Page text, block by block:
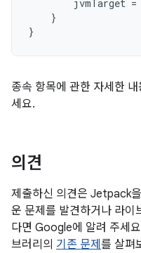
jvmTarget =
}
}
종속 항목에 관한 자세한 내
세요.
의견
제출하신 의견은 Jetpack
운 문제를 발견하거나 라이
다면 Google에 알려 주세
브러리의 기존 문제 를 살펴